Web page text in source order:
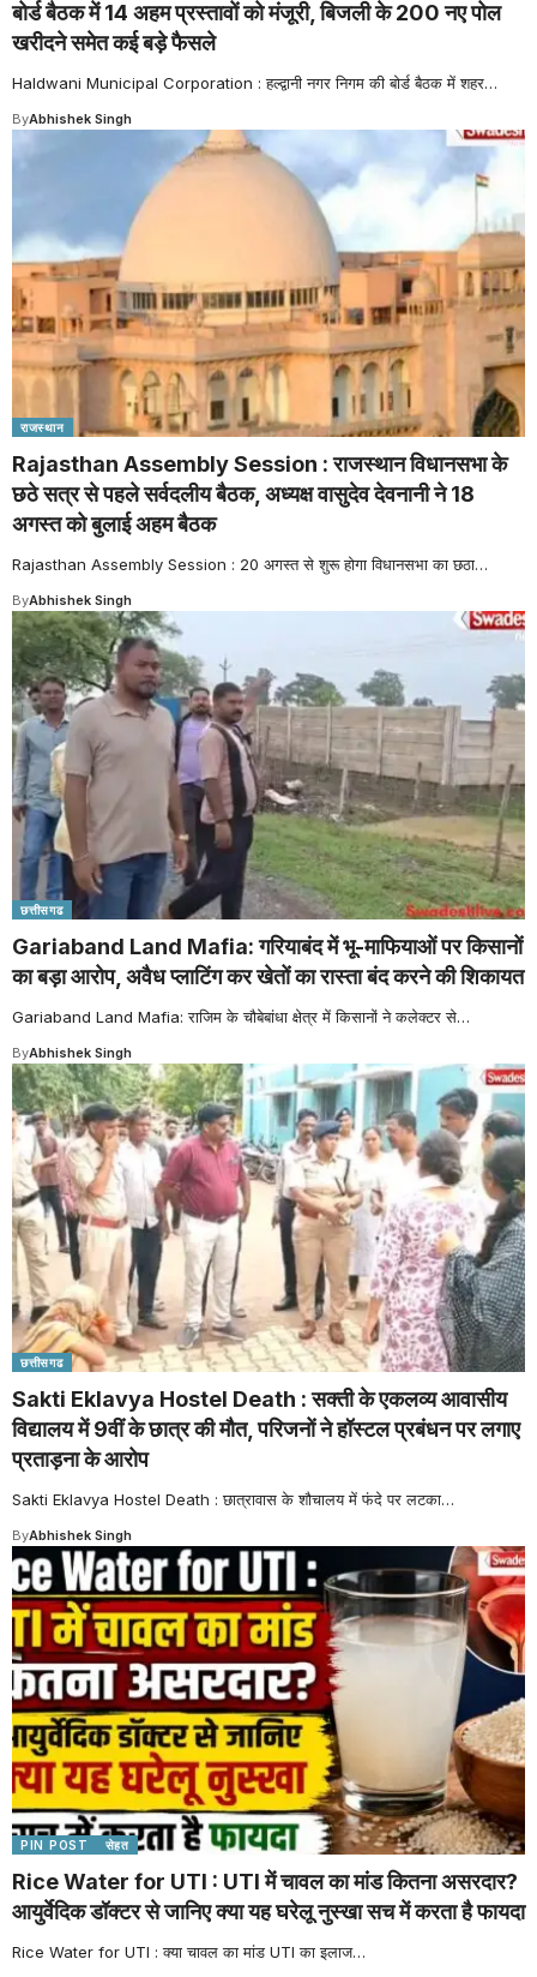
बोर्ड बैठक में 14 अहम प्रस्तावों को मंजूरी, बिजली के 200 नए पोल
खरीदने समेत कई बड़े फैसले
Haldwani Municipal Corporation : हल्द्वानी नगर निगम की बोर्ड बैठक में शहर…
ByAbhishek Singh
राजस्थान
Rajasthan Assembly Session : राजस्थान विधानसभा के
छठे सत्र से पहले सर्वदलीय बैठक, अध्यक्ष वासुदेव देवनानी ने 18
अगस्त को बुलाई अहम बैठक
Rajasthan Assembly Session : 20 अगस्त से शुरू होगा विधानसभा का छठा…
ByAbhishek Singh
छत्तीसगढ
Gariaband Land Mafia: गरियाबंद में भू-माफियाओं पर किसानों
का बड़ा आरोप, अवैध प्लाटिंग कर खेतों का रास्ता बंद करने की शिकायत
Gariaband Land Mafia: राजिम के चौबेबांधा क्षेत्र में किसानों ने कलेक्टर से…
ByAbhishek Singh
छत्तीसगढ
Sakti Eklavya Hostel Death : सक्ती के एकलव्य आवासीय
विद्यालय में 9वीं के छात्र की मौत, परिजनों ने हॉस्टल प्रबंधन पर लगाए
प्रताड़ना के आरोप
Sakti Eklavya Hostel Death : छात्रावास के शौचालय में फंदे पर लटका…
ByAbhishek Singh
PIN POST सेहत
Rice Water for UTI : UTI में चावल का मांड कितना असरदार?
आयुर्वेदिक डॉक्टर से जानिए क्या यह घरेलू नुस्खा सच में करता है फायदा
Rice Water for UTI : क्या चावल का मांड UTI का इलाज…